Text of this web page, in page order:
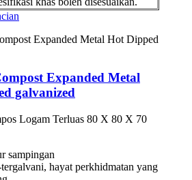
Expanded Metal
galvanized
Logam Terluas 80 X 80 X 70
sampingan
tergalvani, hayat perkhidmatan yang